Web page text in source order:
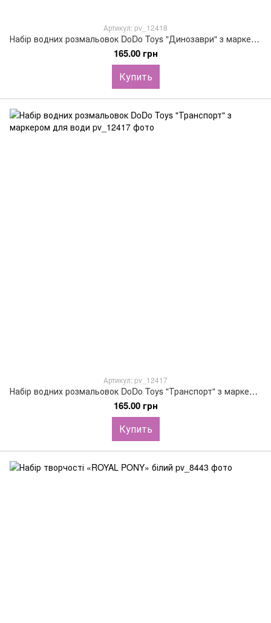
Артикул: pv_12418
Набір водних розмальовок DoDo Toys "Динозаври" з маркером для води
165.00 грн
Купить
Артикул: pv_12417
Набір водних розмальовок DoDo Toys "Транспорт" з маркером для води
165.00 грн
Купить